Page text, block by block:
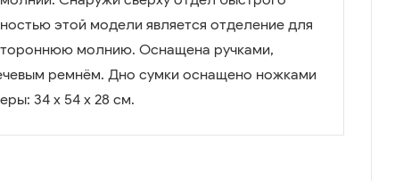
этой модели является отделение для
молнию. Оснащена ручками,
ремнём. Дно сумки оснащено ножками
34 х 54 х 28 см.